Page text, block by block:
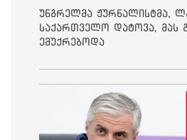
უნგრელმა ჟურნალისტმა,
საქართველო დატოვა, მას
ემუქრებოდა